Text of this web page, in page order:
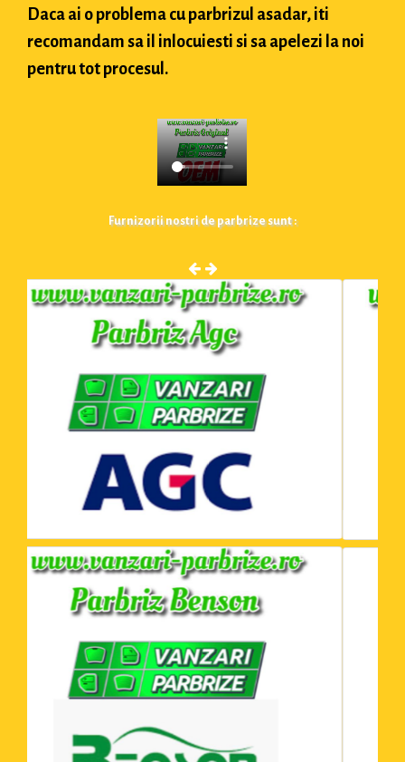
Daca ai o problema cu parbrizul asadar, iti
recomandam sa il inlocuiesti si sa apelezi la noi
pentru tot procesul.
Furnizorii nostri de parbrize sunt :